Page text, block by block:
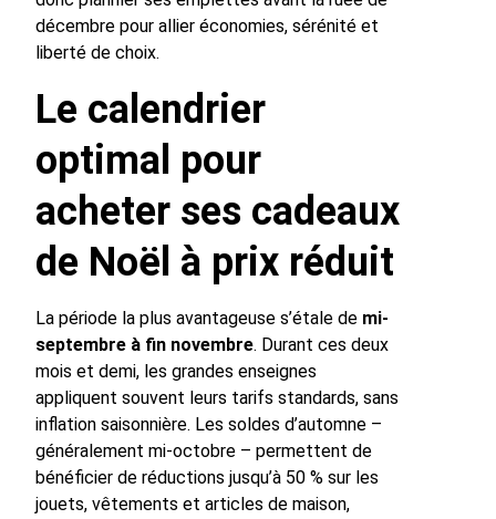
décembre pour allier économies, sérénité et
liberté de choix.
Le calendrier
optimal pour
acheter ses cadeaux
de Noël à prix réduit
La période la plus avantageuse s’étale de mi-
septembre à fin novembre. Durant ces deux
mois et demi, les grandes enseignes
appliquent souvent leurs tarifs standards, sans
inflation saisonnière. Les soldes d’automne –
généralement mi-octobre – permettent de
bénéficier de réductions jusqu’à 50 % sur les
jouets, vêtements et articles de maison,